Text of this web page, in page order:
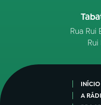
Rua Rui
Rui
INÍCIO
A